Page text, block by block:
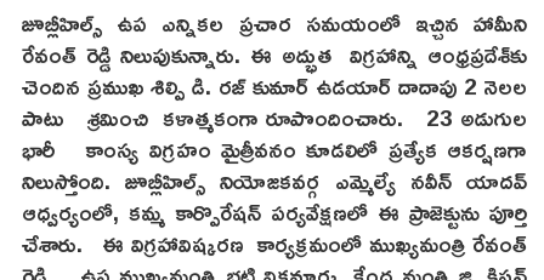
జూబ్లీహిల్స్ ఉప ఎన్నికల ప్రచార సమయంలో ఇచ్చిన హామీని
రేవంత్ రెడ్డి నిలుపుకున్నారు. ఈ అద్భుత విగ్రహాన్ని ఆంధ్రప్రదేశ్‌కు
చెందిన ప్రముఖ శిల్పి డి. రజ్ కుమార్ ఉడయార్ దాదాపు 2 నెలల
పాటు శ్రమించి కళాత్మకంగా రూపొందించారు. 23 అడుగుల
భారీ కాంస్య విగ్రహం మైత్రీవనం కూడలిలో ప్రత్యేక ఆకర్షణగా
నిలుస్తోంది. జూబ్లీహిల్స్ నియోజకవర్గ ఎమ్మెల్యే నవీన్ యాదవ్
ఆధ్వర్యంలో, కమ్మ కార్పొరేషన్ పర్యవేక్షణలో ఈ ప్రాజెక్టును పూర్తి
చేశారు. ఈ విగ్రహావిష్కరణ కార్యక్రమంలో ముఖ్యమంత్రి రేవంత్